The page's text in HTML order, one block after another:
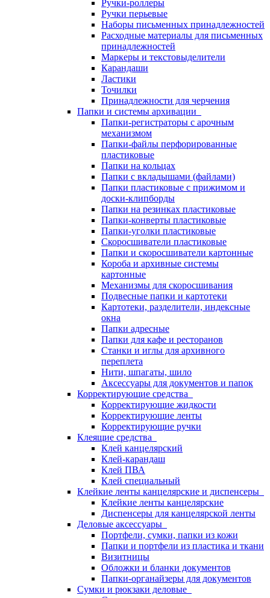
Ручки-роллеры
Ручки перьевые
Наборы письменных принадлежностей
Расходные материалы для письменных
принадлежностей
Маркеры и текстовыделители
Карандаши
Ластики
Точилки
Принадлежности для черчения
Папки и системы архивации
Папки-регистраторы с арочным
механизмом
Папки-файлы перфорированные
пластиковые
Папки на кольцах
Папки с вкладышами (файлами)
Папки пластиковые с прижимом и
доски-клипборды
Папки на резинках пластиковые
Папки-конверты пластиковые
Папки-уголки пластиковые
Скоросшиватели пластиковые
Папки и скоросшиватели картонные
Короба и архивные системы
картонные
Механизмы для скоросшивания
Подвесные папки и картотеки
Картотеки, разделители, индексные
окна
Папки адресные
Папки для кафе и ресторанов
Станки и иглы для архивного
переплета
Нити, шпагаты, шило
Аксессуары для документов и папок
Корректирующие средства
Корректирующие жидкости
Корректирующие ленты
Корректирующие ручки
Клеящие средства
Клей канцелярский
Клей-карандаш
Клей ПВА
Клей специальный
Клейкие ленты канцелярские и диспенсеры
Клейкие ленты канцелярские
Диспенсеры для канцелярской ленты
Деловые аксессуары
Портфели, сумки, папки из кожи
Папки и портфели из пластика и ткани
Визитницы
Обложки и бланки документов
Папки-органайзеры для документов
Сумки и рюкзаки деловые